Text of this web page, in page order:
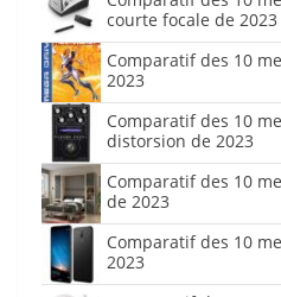
courte focale de 2023
Comparatif des 10
2023
Comparatif des 10
distorsion de 2023
Comparatif des 10
de 2023
Comparatif des 10
2023